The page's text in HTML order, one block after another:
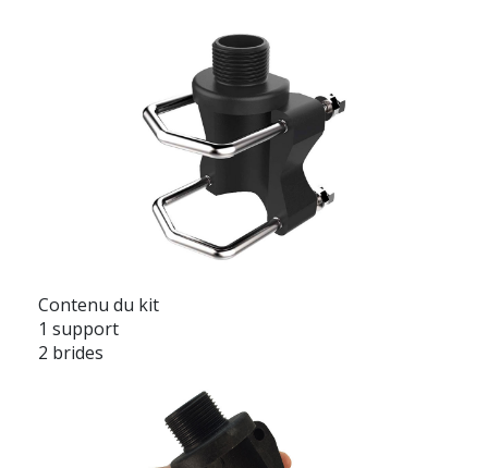
Contenu du kit
1 support
2 brides